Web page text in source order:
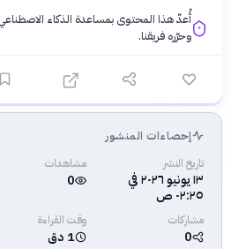
أُعدّ هذا المحتوى بمساعدة الذكاء
وحرّره فريقنا.
فلسفتنا المعرفية·سياسة الذكاء الاصطناعيإحصاءات المنشور
تاريخ النشر
١٣ يونيو ٢٠٢٦ في
٠٢:٢٥ ص
مشاهدات
0
مشاركات
0
وقت القراءة
1 دق